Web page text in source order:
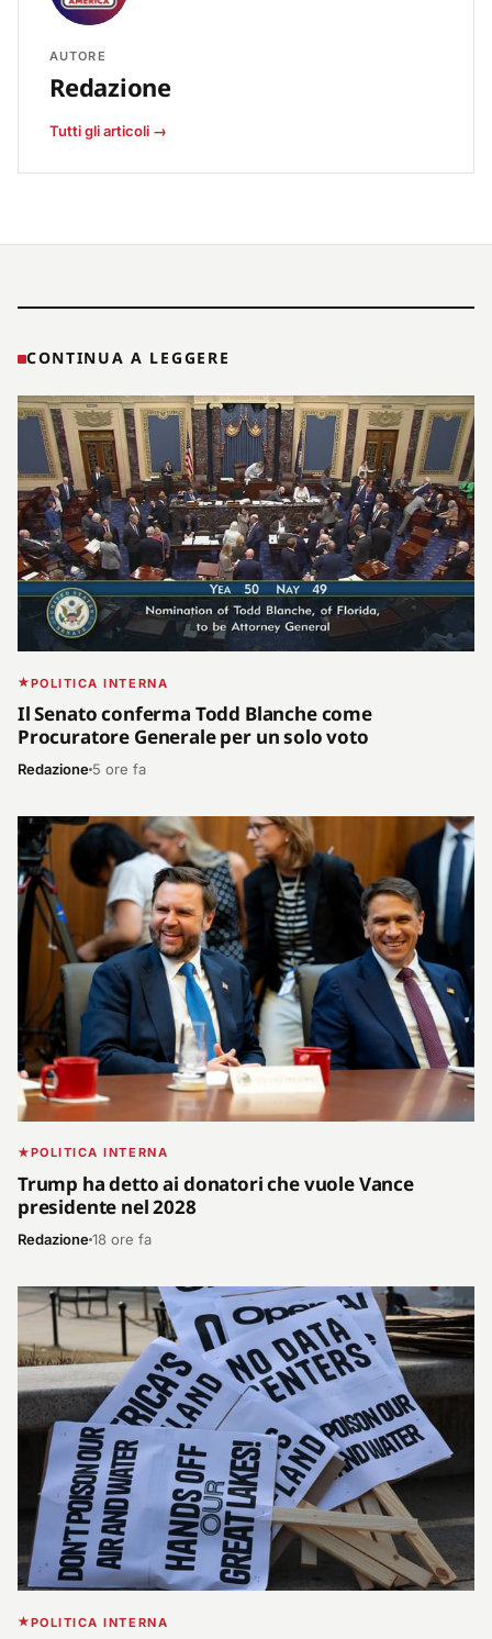
AUTORE
Redazione
Tutti gli articoli →
CONTINUA A LEGGERE
POLITICA INTERNA
Il Senato conferma Todd Blanche come
Procuratore Generale per un solo voto
Redazione 5 ore fa
POLITICA INTERNA
Trump ha detto ai donatori che vuole Vance
presidente nel 2028
Redazione18 ore fa
POLITICA INTERNA